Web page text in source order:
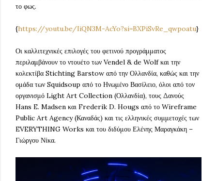
το φως.
{https://youtu.be/IiQN3M-AcYo?si=BXPiSvRe_qwpoatu}
Οι καλλιτεχνικές επιλογές του φετινού προγράμματος
περιλαμβάνουν το ντουέτο των Vendel & de Wolf και την
κολεκτίβα Stichting Barstow από την Ολλανδία, καθώς και την
ομάδα των Squidsoup από το Ηνωμένο Βασίλειο, όλοι από τον
οργανισμό Light Art Collection (Ολλανδία), τους Δανούς
Hans E. Madsen και Frederik D. Hougs από το Wireframe
Public Art Agency (Καναδάς) και τις ελληνικές συμμετοχές των
EVERYTHING Works και του διδύμου Ελένης Μαραγκάκη –
Γιώργου Νίκα.